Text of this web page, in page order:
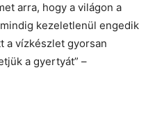
arra, hogy a világon a
kezeletlenül engedik
a vízkészlet gyorsan
a gyertyát” –